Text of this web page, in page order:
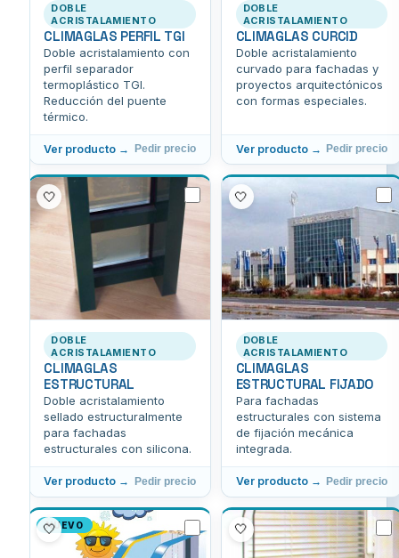
DOBLE
ACRISTALAMIENTO
CLIMAGLAS PERFIL TGI
Doble acristalamiento con
perfil separador
termoplástico TGI.
Reducción del puente
térmico.
Ver producto → Pedir precio
DOBLE
ACRISTALAMIENTO
CLIMAGLAS CURCID
Doble acristalamiento
curvado para fachadas y
proyectos arquitectónicos
con formas especiales.
Ver producto → Pedir precio
DOBLE
ACRISTALAMIENTO
CLIMAGLAS
ESTRUCTURAL
Doble acristalamiento
sellado estructuralmente
para fachadas
estructurales con silicona.
Ver producto → Pedir precio
🤍
DOBLE
ACRISTALAMIENTO
CLIMAGLAS
ESTRUCTURAL FIJADO
Para fachadas
estructurales con sistema
de fijación mecánica
integrada.
Ver producto → Pedir precio
🤍
NUEVO
🤍 🤍